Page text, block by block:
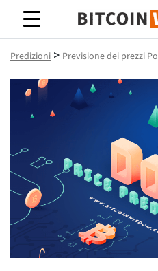
Predizioni > Previsione dei prezzi